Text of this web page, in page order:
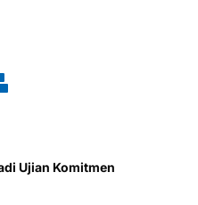
Ujian Komitmen